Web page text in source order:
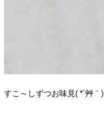
すこ～しずつお味見( *´艸｀)